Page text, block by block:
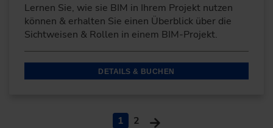
Lernen Sie, wie sie BIM in Ihrem Projekt nutzen
können & erhalten Sie einen Überblick über die
Sichtweisen & Rollen in einem BIM-Projekt.
DETAILS & BUCHEN
1 2